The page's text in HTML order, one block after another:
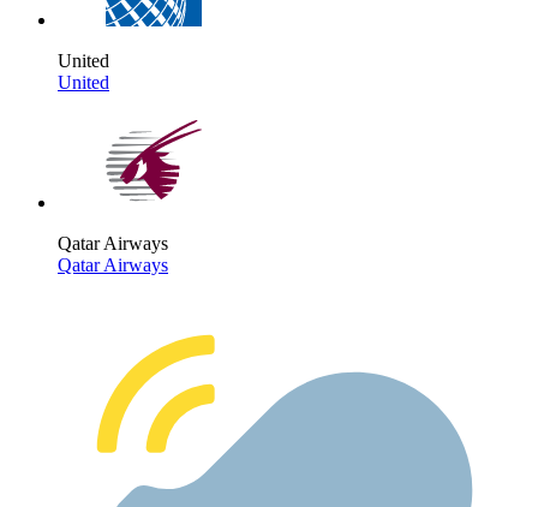
United
United
Qatar Airways
Qatar Airways